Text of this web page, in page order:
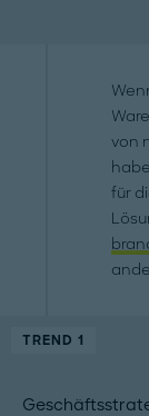
von
für
TREND 1